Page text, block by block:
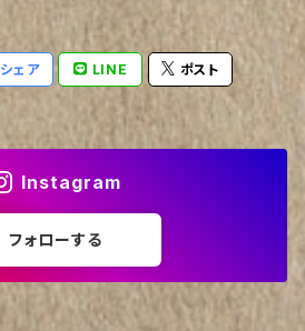
シェア LINE ポスト
Instagram
フォローする